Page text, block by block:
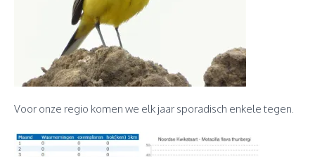
Voor onze regio komen we elk jaar sporadisch enkele tegen.